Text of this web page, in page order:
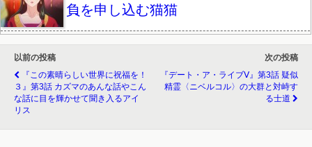
負を申し込む猫猫
以前の投稿
『この素晴らしい世界に祝福を！
３』第3話 カズマのあんな話やこん
な話に目を輝かせて聞き入るアイ
リス
次の投稿
『デート・ア・ライブⅤ』第3話 疑似
精霊〈ニベルコル〉の大群と対峙す
る士道